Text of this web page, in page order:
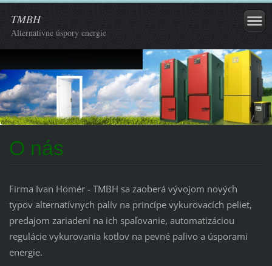
TMBH
Alternatívne úspory energie
O nás
Firma Ivan Homér - TMBH sa zaoberá vývojom nových
typov alternatívnych palív na princípe vykurovacích peliet,
predajom zariadení na ich spaľovanie, automatizáciou
regulácie vykurovania kotlov na pevné palivo a úsporami
energie.